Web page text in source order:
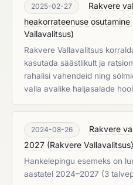
2025-02-27
Rakvere
heakorrateenuse
Vallavalitsus)
Rakvere Vallavalitsus
kasutada säästlikult ja
rahalisi vahendeid ning
valla avalike haljasalade
2024-08-26
Rakvere
2027 (Rakvere Vallavalitsus)
Hankelepingu esemeks on
aastatel 2024–2027 (3